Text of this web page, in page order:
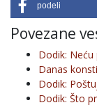
podeli
Povezane
Dodik:
Danas
Dodik:
Dodik: Što